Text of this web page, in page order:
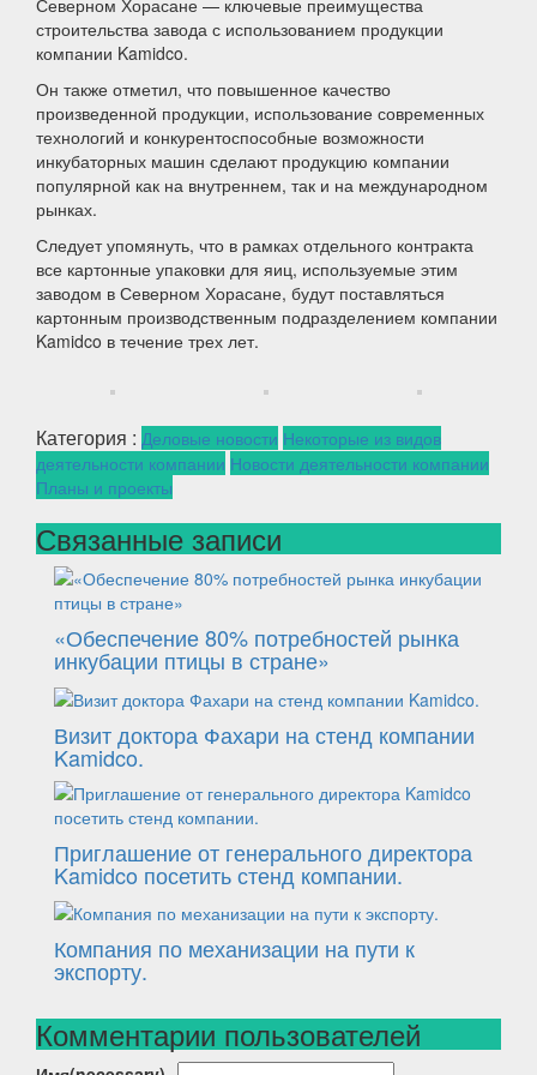
Северном Хорасане — ключевые преимущества
строительства завода с использованием продукции
компании Kamidco.
Он также отметил, что повышенное качество
произведенной продукции, использование современных
технологий и конкурентоспособные возможности
инкубаторных машин сделают продукцию компании
популярной как на внутреннем, так и на международном
рынках.
Следует упомянуть, что в рамках отдельного контракта
все картонные упаковки для яиц, используемые этим
заводом в Северном Хорасане, будут поставляться
картонным производственным подразделением компании
Kamidco в течение трех лет.
Категория : Деловые новости Некоторые из видов
деятельности компании Новости деятельности компании
Планы и проекты
Связанные записи
«Обеспечение 80% потребностей рынка
инкубации птицы в стране»
Визит доктора Фахари на стенд компании
Kamidco.
Приглашение от генерального директора
Kamidco посетить стенд компании.
Компания по механизации на пути к
экспорту.
Комментарии пользователей